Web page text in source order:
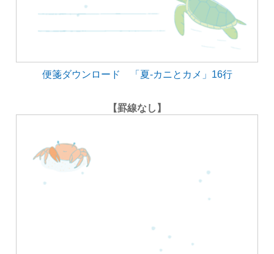
便箋ダウンロード 「夏-カニとカメ」16行
【罫線なし】